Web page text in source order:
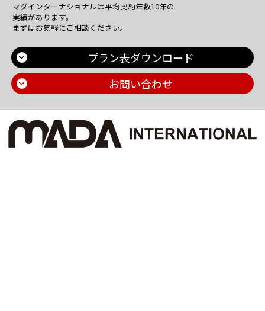
マダインターナショナルは平均契約年数10年の
実績があります。
まずはお気軽にご相談ください。
プラン表ダウンロード
お問い合わせ